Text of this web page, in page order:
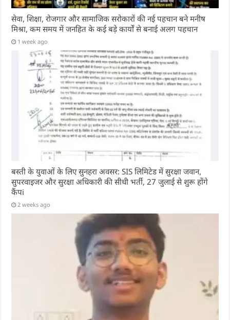
सेवा, शिक्षा, रोजगार और सामाजिक सरोकारों की नई पहचान बने मनीष
मिश्रा, कम समय में जनहित के कई बड़े कार्यों से बनाई अलग पहचान
1 week ago
बस्ती के युवाओं के लिए सुनहरा अवसर: SIS लिमिटेड में सुरक्षा जवान,
सुपरवाइजर और सुरक्षा अधिकारी की सीधी भर्ती, 27 जुलाई से शुरू होंगे
कैंपi
2 weeks ago